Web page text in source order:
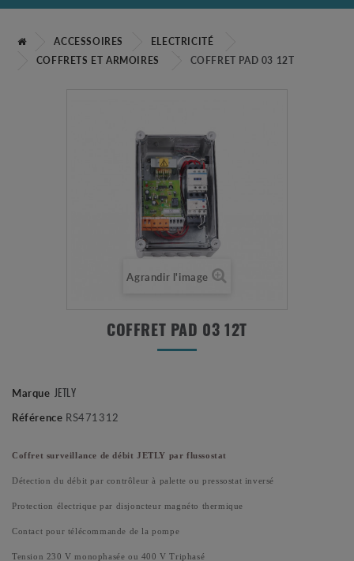
ACCESSOIRES
ELECTRICITÉ
COFFRETS ET ARMOIRES
COFFRET PAD 03 12T
Agrandir l'image
COFFRET PAD 03 12T
Marque JETLY
Référence RS471312
Coffret surveillance de débit JETLY par flussostat
Détection du débit par contrôleur à palette ou pressostat inversé
Protection électrique par disjoncteur magnéto thermique
Contact pour télécommande de la pompe
Tension 230 V monophasée ou 400 V Triphasé